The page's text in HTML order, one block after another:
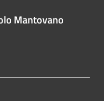
Mantovano